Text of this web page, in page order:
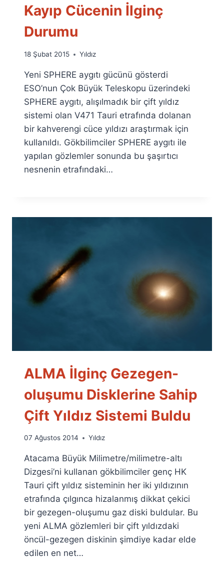
Kayıp Cücenin İlginç
Durumu
By
Fuat
Özyar
18 Şubat 2015 Yıldız
Yeni SPHERE aygıtı gücünü gösterdi
ESO’nun Çok Büyük Teleskopu üzerindeki
SPHERE aygıtı, alışılmadık bir çift yıldız
sistemi olan V471 Tauri etrafında dolanan
bir kahverengi cüce yıldızı araştırmak için
kullanıldı. Gökbilimciler SPHERE aygıtı ile
yapılan gözlemler sonunda bu şaşırtıcı
nesnenin etrafındaki…
ALMA İlginç Gezegen-
oluşumu Disklerine Sahip
Çift Yıldız Sistemi Buldu
By
Fuat
Özyar
07 Ağustos 2014 Yıldız
Atacama Büyük Milimetre/milimetre-altı
Dizgesi’ni kullanan gökbilimciler genç HK
Tauri çift yıldız sisteminin her iki yıldızının
etrafında çılgınca hizalanmış dikkat çekici
bir gezegen-oluşumu gaz diski buldular. Bu
yeni ALMA gözlemleri bir çift yıldızdaki
öncül-gezegen diskinin şimdiye kadar elde
edilen en net…